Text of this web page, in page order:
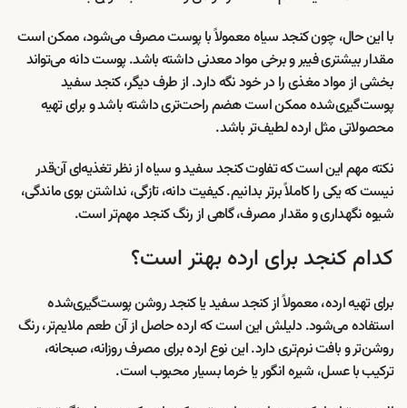
با این حال، چون کنجد سیاه معمولاً با پوست مصرف می‌شود، ممکن است
مقدار بیشتری فیبر و برخی مواد معدنی داشته باشد. پوست دانه می‌تواند
بخشی از مواد مغذی را در خود نگه دارد. از طرف دیگر، کنجد سفید
پوست‌گیری‌شده ممکن است هضم راحت‌تری داشته باشد و برای تهیه
محصولاتی مثل ارده لطیف‌تر باشد.
نکته مهم این است که تفاوت کنجد سفید و سیاه از نظر تغذیه‌ای آن‌قدر
نیست که یکی را کاملاً برتر بدانیم. کیفیت دانه، تازگی، نداشتن بوی ماندگی،
شیوه نگهداری و مقدار مصرف، گاهی از رنگ کنجد مهم‌تر است.
کدام کنجد برای ارده بهتر است؟
برای تهیه ارده، معمولاً از کنجد سفید یا کنجد روشن پوست‌گیری‌شده
استفاده می‌شود. دلیلش این است که ارده حاصل از آن طعم ملایم‌تر، رنگ
روشن‌تر و بافت نرم‌تری دارد. این نوع ارده برای مصرف روزانه، صبحانه،
ترکیب با عسل، شیره انگور یا خرما بسیار محبوب است.